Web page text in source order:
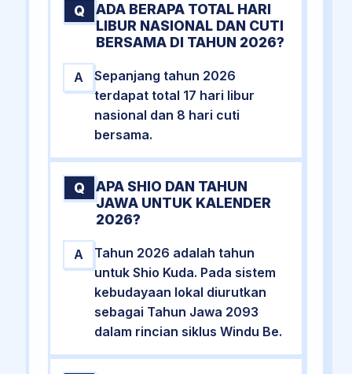
Q
ADA BERAPA TOTAL HARI
LIBUR NASIONAL DAN CUTI
BERSAMA DI TAHUN 2026?
A
Sepanjang tahun 2026
terdapat total 17 hari libur
nasional dan 8 hari cuti
bersama.
Q
APA SHIO DAN TAHUN
JAWA UNTUK KALENDER
2026?
A
Tahun 2026 adalah tahun
untuk Shio Kuda. Pada sistem
kebudayaan lokal diurutkan
sebagai Tahun Jawa 2093
dalam rincian siklus Windu Be.